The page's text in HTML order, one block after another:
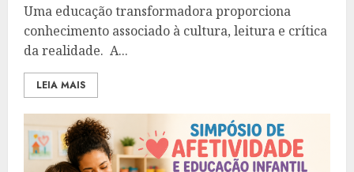
Uma educação transformadora proporciona
conhecimento associado à cultura, leitura e crítica
da realidade. A...
LEIA MAIS